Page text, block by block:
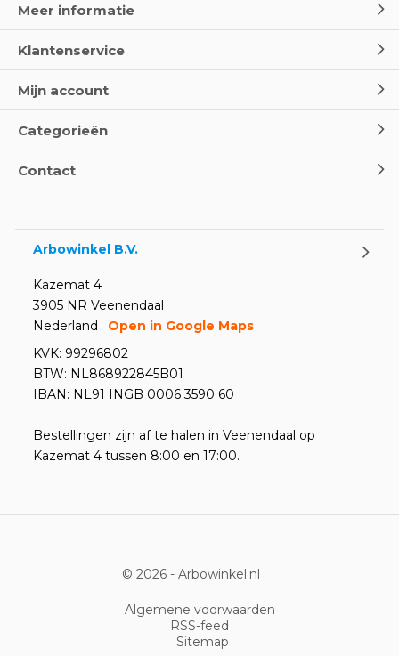
Meer informatie
Klantenservice
Mijn account
Categorieën
Contact
Arbowinkel B.V.
Kazemat 4
3905 NR Veenendaal
Nederland
Open in Google Maps
KVK: 99296802
BTW: NL868922845B01
IBAN: NL91 INGB 0006 3590 60
Bestellingen zijn af te halen in Veenendaal op
Kazemat 4 tussen 8:00 en 17:00.
© 2026 - Arbowinkel.nl
Algemene voorwaarden
RSS-feed
Sitemap